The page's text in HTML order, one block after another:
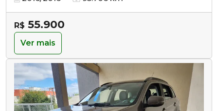
R$ 55.900
Ver mais